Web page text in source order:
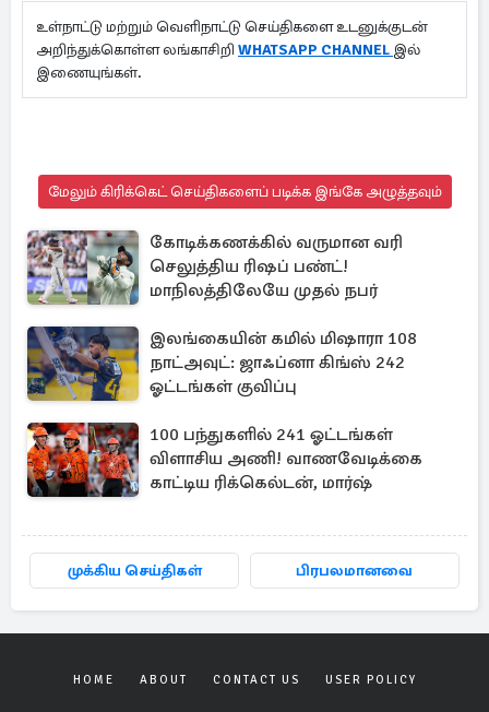
உள்நாட்டு மற்றும் வெளிநாட்டு செய்திகளை உடனுக்குடன்
அறிந்துக்கொள்ள லங்காசிறி WHATSAPP CHANNEL இல்
இணையுங்கள்.
மேலும் கிரிக்கெட் செய்திகளைப் படிக்க இங்கே அழுத்தவும்
கோடிக்கணக்கில் வருமான வரி
செலுத்திய ரிஷப் பண்ட்!
மாநிலத்திலேயே முதல் நபர்
இலங்கையின் கமில் மிஷாரா 108
நாட்அவுட்: ஜாஃப்னா கிங்ஸ் 242
ஓட்டங்கள் குவிப்பு
100 பந்துகளில் 241 ஓட்டங்கள்
விளாசிய அணி! வாணவேடிக்கை
காட்டிய ரிக்கெல்டன், மார்ஷ்
முக்கிய செய்திகள் பிரபலமானவை
HOME ABOUT CONTACT US USER POLICY